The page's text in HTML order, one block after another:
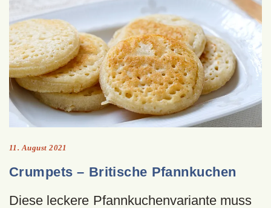
11. August 2021
Crumpets – Britische Pfannkuchen
Diese leckere Pfannkuchenvariante muss